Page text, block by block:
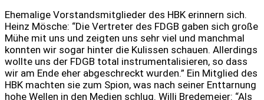
Ehemalige Vorstandsmitglieder des HBK erinnern sich.
Heinz Mösche: “Die Vertreter des FDGB gaben sich große
Mühe mit uns und zeigten uns sehr viel und manchmal
konnten wir sogar hinter die Kulissen schauen. Allerdings
wollte uns der FDGB total instrumentalisieren, so dass
wir am Ende eher abgeschreckt wurden.” Ein Mitglied des
HBK machten sie zum Spion, was nach seiner Enttarnung
hohe Wellen in den Medien schlug. Willi Bredemeier: “Als